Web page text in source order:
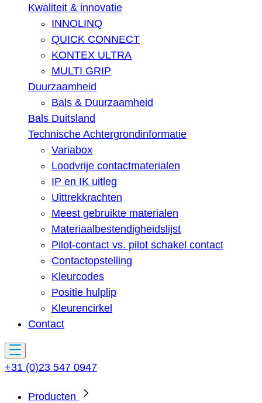
Kwaliteit & innovatie
INNOLINQ
QUICK CONNECT
KONTEX ULTRA
MULTI GRIP
Duurzaamheid
Bals & Duurzaamheid
Bals Duitsland
Technische Achtergrondinformatie
Variabox
Loodvrije contactmaterialen
IP en IK uitleg
Uittrekkrachten
Meest gebruikte materialen
Materiaalbestendigheidslijst
Pilot-contact vs. pilot schakel contact
Contactopstelling
Kleurcodes
Positie hulplip
Kleurencirkel
Contact
+31 (0)23 547 0947
Producten